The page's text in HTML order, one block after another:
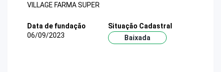
VILLAGE FARMA SUPER
Data de fundação
06/09/2023
Situação Cadastral
Baixada